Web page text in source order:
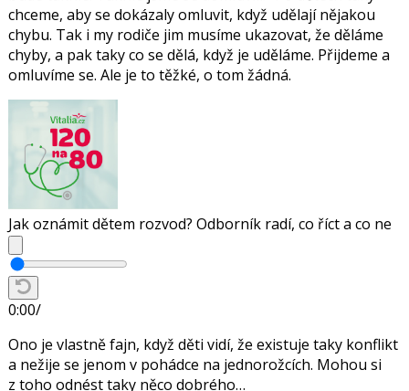
chceme, aby se dokázaly omluvit, když udělají nějakou
chybu. Tak i my rodiče jim musíme ukazovat, že děláme
chyby, a pak taky co se dělá, když je uděláme. Přijdeme a
omluvíme se. Ale je to těžké, o tom žádná.
Jak oznámit dětem rozvod? Odborník radí, co říct a co ne
0:00/
Ono je vlastně fajn, když děti vidí, že existuje taky konflikt
a nežije se jenom v pohádce na jednorožcích. Mohou si
z toho odnést taky něco dobrého…